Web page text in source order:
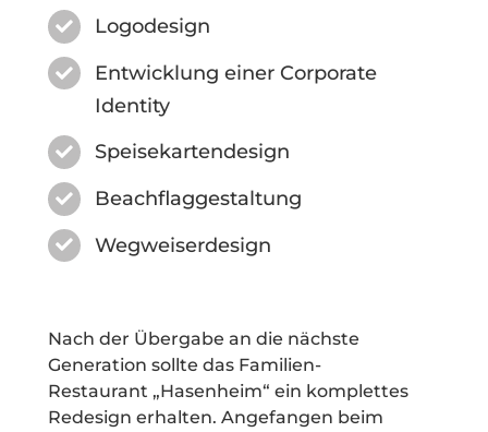
Logodesign
Entwicklung einer Corporate
Identity
Speisekartendesign
Beachflaggestaltung
Wegweiserdesign
Nach der Übergabe an die nächste
Generation sollte das Familien-
Restaurant „Hasenheim“ ein komplettes
Redesign erhalten. Angefangen beim